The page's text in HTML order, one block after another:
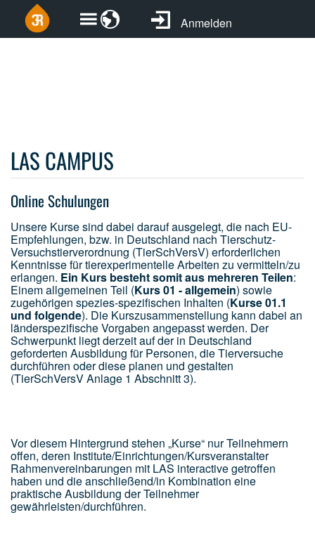
Anmelden
LAS CAMPUS
Online Schulungen
Unsere Kurse sind dabei darauf ausgelegt, die nach EU-
Empfehlungen, bzw. in Deutschland nach Tierschutz-
Versuchstierverordnung (TierSchVersV) erforderlichen
Kenntnisse für tierexperimentelle Arbeiten zu vermitteln/zu
erlangen. Ein Kurs besteht somit aus mehreren Teilen:
Einem allgemeinen Teil (Kurs 01 - allgemein) sowie
zugehörigen spezies-spezifischen Inhalten (Kurse 01.1
und folgende). Die Kurszusammenstellung kann dabei an
länderspezifische Vorgaben angepasst werden. Der
Schwerpunkt liegt derzeit auf der in Deutschland
geforderten Ausbildung für Personen, die Tierversuche
durchführen oder diese planen und gestalten
(TierSchVersV Anlage 1 Abschnitt 3).
Vor diesem Hintergrund stehen „Kurse“ nur Teilnehmern
offen, deren Institute/Einrichtungen/Kursveranstalter
Rahmenvereinbarungen mit LAS interactive getroffen
haben und die anschließend/in Kombination eine
praktische Ausbildung der Teilnehmer
gewährleisten/durchführen.